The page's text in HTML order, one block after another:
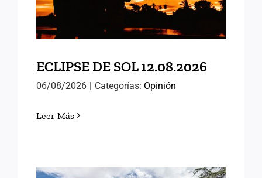
ECLIPSE DE SOL 12.08.2026
06/08/2026 | Categorías: Opinión
Leer Más